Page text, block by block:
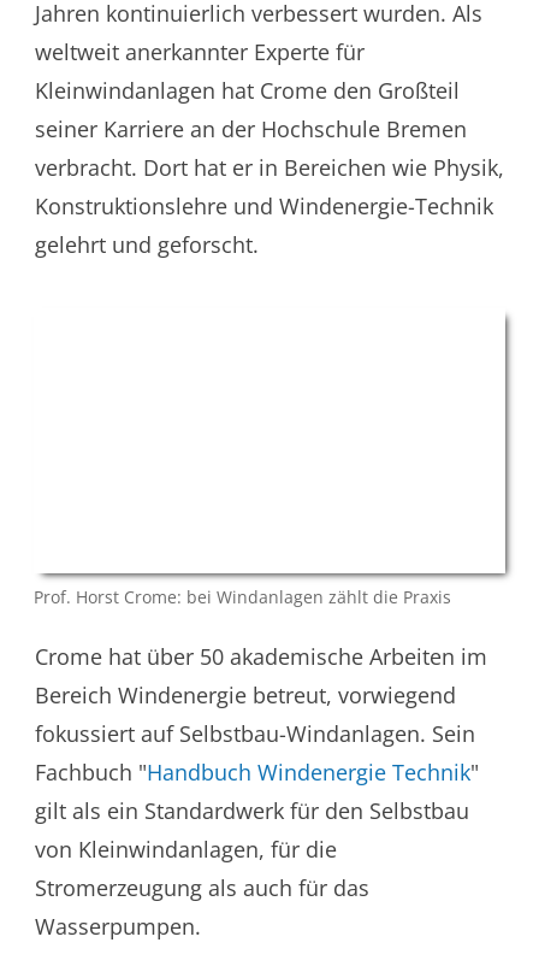
Jahren kontinuierlich verbessert wurden. Als
weltweit anerkannter Experte für
Kleinwindanlagen hat Crome den Großteil
seiner Karriere an der Hochschule Bremen
verbracht. Dort hat er in Bereichen wie Physik,
Konstruktionslehre und Windenergie-Technik
gelehrt und geforscht.
Prof. Horst Crome: bei Windanlagen zählt die Praxis
Crome hat über 50 akademische Arbeiten im
Bereich Windenergie betreut, vorwiegend
fokussiert auf Selbstbau-Windanlagen. Sein
Fachbuch "Handbuch Windenergie Technik"
gilt als ein Standardwerk für den Selbstbau
von Kleinwindanlagen, für die
Stromerzeugung als auch für das
Wasserpumpen.